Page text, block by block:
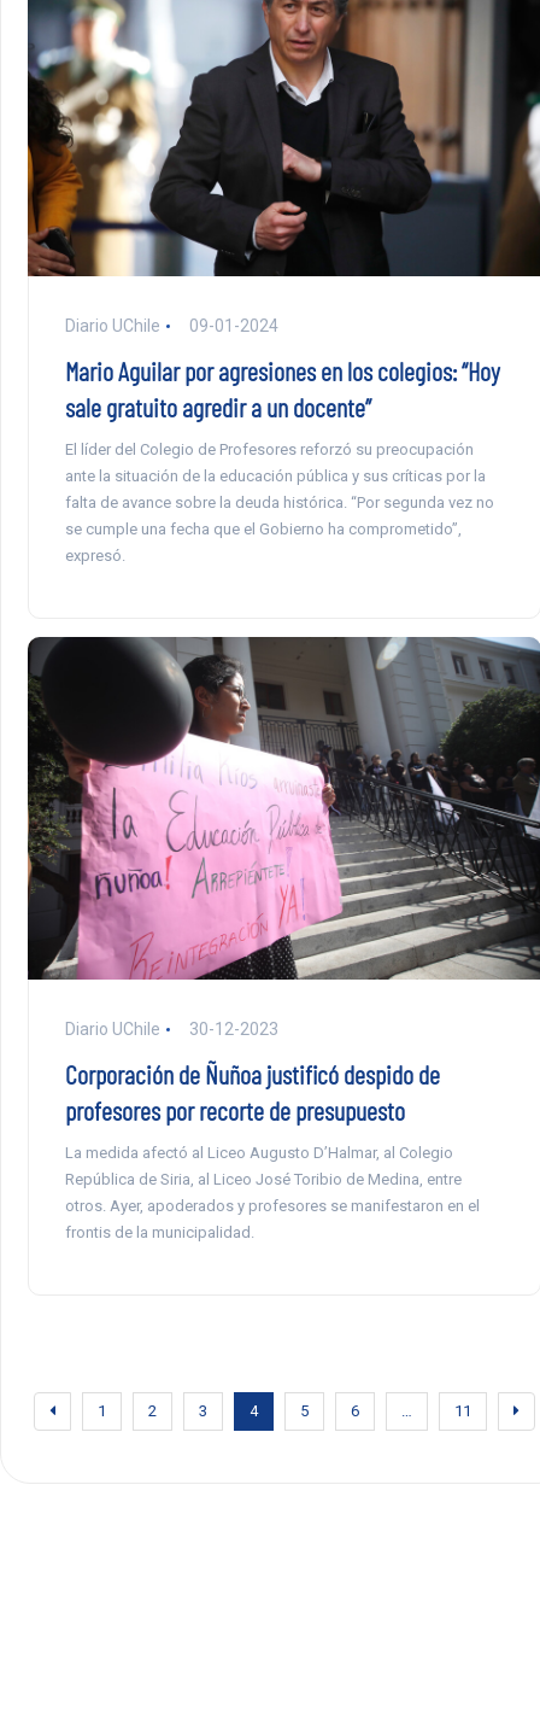
Diario UChile 09-01-2024
Mario Aguilar por agresiones en los colegios: “Hoy
sale gratuito agredir a un docente”
El líder del Colegio de Profesores reforzó su preocupación
ante la situación de la educación pública y sus críticas por la
falta de avance sobre la deuda histórica. “Por segunda vez no
se cumple una fecha que el Gobierno ha comprometido”,
expresó.
Diario UChile 30-12-2023
Corporación de Ñuñoa justificó despido de
profesores por recorte de presupuesto
La medida afectó al Liceo Augusto D’Halmar, al Colegio
República de Siria, al Liceo José Toribio de Medina, entre
otros. Ayer, apoderados y profesores se manifestaron en el
frontis de la municipalidad.
1 2 3 4 5 6 … 11